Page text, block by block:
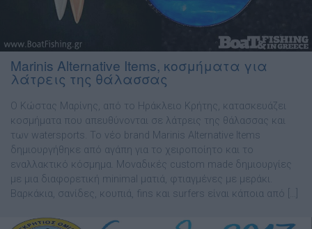
Marinis Alternative Items, κοσμήματα για
λάτρεις της θάλασσας
Ο Κώστας Μαρίνης, από το Ηράκλειο Κρήτης, κατασκευάζει
κοσμήματα που απευθύνονται σε λάτρεις της θάλασσας και
των watersports. Το νέο brand Marinis Alternative Items
δημιουργήθηκε από αγάπη για το χειροποίητο και το
εναλλακτικό κόσμημα. Μοναδικές custom made δημιουργίες
με μια διαφορετική minimal ματιά, φτιαγμένες με μεράκι.
Βαρκάκια, σανίδες, κουπιά, fins και surfers είναι κάποια από […]